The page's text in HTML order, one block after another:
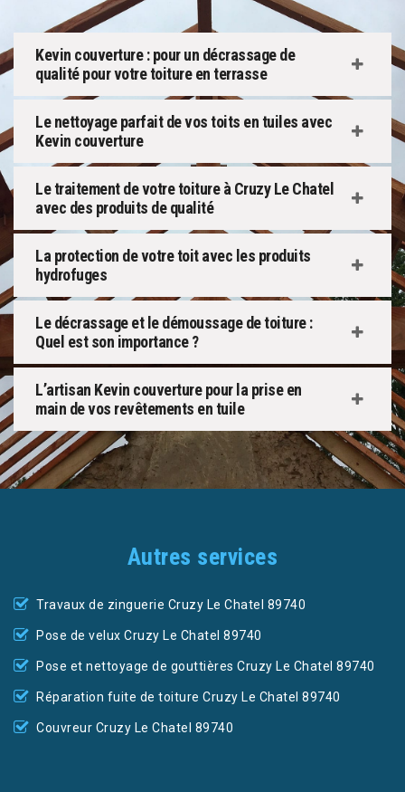
Kevin couverture : pour un décrassage de
qualité pour votre toiture en terrasse
Le nettoyage parfait de vos toits en tuiles avec
Kevin couverture
Le traitement de votre toiture à Cruzy Le Chatel
avec des produits de qualité
La protection de votre toit avec les produits
hydrofuges
Le décrassage et le démoussage de toiture :
Quel est son importance ?
L’artisan Kevin couverture pour la prise en
main de vos revêtements en tuile
Autres services
Travaux de zinguerie Cruzy Le Chatel 89740
Pose de velux Cruzy Le Chatel 89740
Pose et nettoyage de gouttières Cruzy Le Chatel 89740
Réparation fuite de toiture Cruzy Le Chatel 89740
Couvreur Cruzy Le Chatel 89740